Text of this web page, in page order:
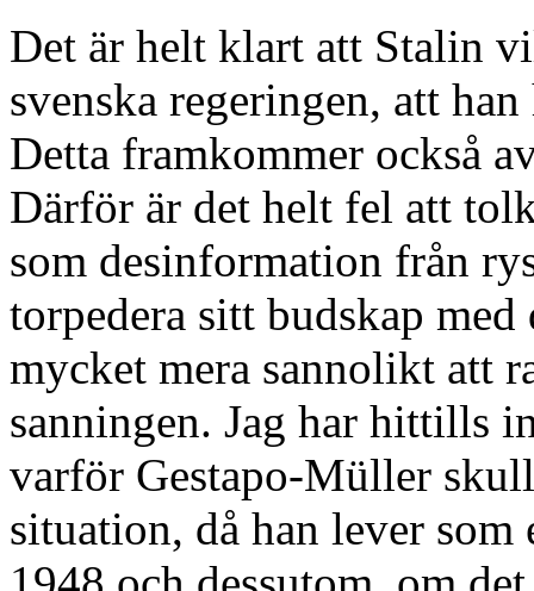
Det är helt klart att Stalin
svenska regeringen, att
Detta framkommer också
Därför är det helt fel att
som desinformation från
torpedera sitt budskap
mycket mera sannolikt att
sanningen. Jag har hittills
varför Gestapo-Müller
situation, då han lever